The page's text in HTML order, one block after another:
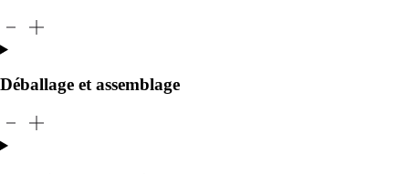
Déballage et assemblage